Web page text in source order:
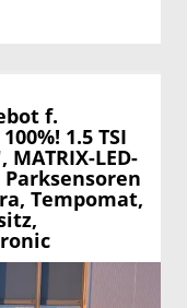
f.
1.5 TSI
MATRIX-LED-
Parksensoren
Tempomat,